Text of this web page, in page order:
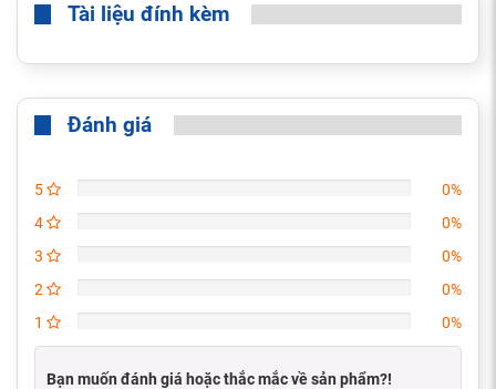
Tài liệu đính kèm
Đánh giá
5
0%
4
0%
3
0%
2
0%
1
0%
Bạn muốn đánh giá hoặc thắc mắc về sản phẩm?!